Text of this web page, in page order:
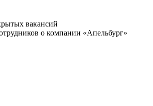
вакансий
о компании «Апельбург»